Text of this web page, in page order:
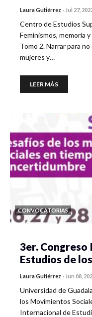
Laura Gutiérrez - Jul 27,
Centro de Estudios
Feminismos, memoria
Tomo 2. Narrar para
mujeres y…
LEER MÁS
CONVOCATORIAS
3er.
Estudios de
Laura Gutiérrez - Jun 08,
Universidad de
los Movimientos
Internacional de